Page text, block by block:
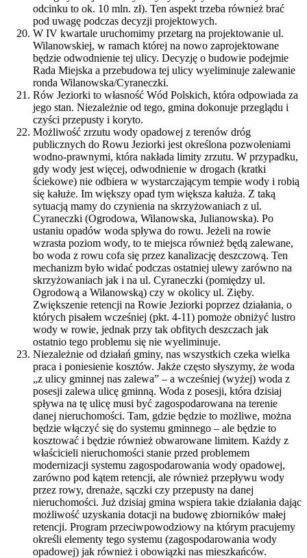
odcinku to ok. 10 mln. zł). Ten aspekt trzeba również brać
pod uwagę podczas decyzji projektowych.
W IV kwartale uruchomimy przetarg na projektowanie ul.
Wilanowskiej, w ramach której na nowo zaprojektowane
będzie odwodnienie tej ulicy. Decyzję o budowie podejmie
Rada Miejska a przebudowa tej ulicy wyeliminuje zalewanie
ronda Wilanowska/Cyraneczki.
Rów Jeziorki to własność Wód Polskich, która odpowiada za
jego stan. Niezależnie od tego, gmina dokonuje przeglądu i
czyści przepusty i koryto.
Możliwość zrzutu wody opadowej z terenów dróg
publicznych do Rowu Jeziorki jest określona pozwoleniami
wodno-prawnymi, która nakłada limity zrzutu. W przypadku,
gdy wody jest więcej, odwodnienie w drogach (kratki
ściekowe) nie odbiera w wystarczającym tempie wody i robią
się kałuże. Im większy opad tym większa kałuża. Z taką
sytuacją mamy do czynienia na skrzyżowaniach z ul.
Cyraneczki (Ogrodowa, Wilanowska, Julianowska). Po
ustaniu opadów woda spływa do rowu. Jeżeli na rowie
wzrasta poziom wody, to te miejsca również będą zalewane,
bo woda z rowu cofa się przez kanalizację deszczową. Ten
mechanizm było widać podczas ostatniej ulewy zarówno na
skrzyżowaniach jak i na ul. Cyraneczki (pomiędzy ul.
Ogrodową a Wilanowską) czy w okolicy ul. Zięby.
Zwiększenie retencji na Rowie Jeziorki poprzez działania, o
których pisałem wcześniej (pkt. 4-11) pomoże obniżyć lustro
wody w rowie, jednak przy tak obfitych deszczach jak
ostatnio tego problemu się nie wyeliminuje.
Niezależnie od działań gminy, nas wszystkich czeka wielka
praca i poniesienie kosztów. Jakże często słyszymy, że woda
„z ulicy gminnej nas zalewa” – a wcześniej (wyżej) woda z
posesji zalewa ulicę gminną. Woda z posesji, która dzisiaj
spływa na tę ulicę musi być zagospodarowana na terenie
danej nieruchomości. Tam, gdzie będzie to możliwe, można
będzie włączyć się do systemu gminnego – ale będzie to
kosztować i będzie również obwarowane limitem. Każdy z
właścicieli nieruchomości stanie przed problemem
modernizacji systemu zagospodarowania wody opadowej,
zarówno pod kątem retencji, ale również przepływu wody
przez rowy, drenaże, sączki czy przepusty na danej
nieruchomości. Już dzisiaj gmina wspiera takie działania dając
możliwość uzyskania dotacji na budowę zbiorników małej
retencji. Program przeciwpowodziowy na którym pracujemy
określi elementy tego systemu (zagospodarowania wody
opadowej) jak również i obowiązki nas mieszkańców.